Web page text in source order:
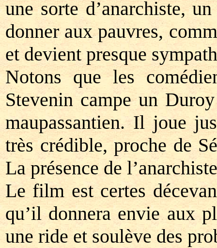
une sorte d’anarchiste,
donner aux pauvres,
et devient presque
Notons que les
Stevenin campe un
maupassantien. Il joue
très crédible, proche de
La présence de
Le film est certes
qu’il donnera envie aux
une ride et soulève des